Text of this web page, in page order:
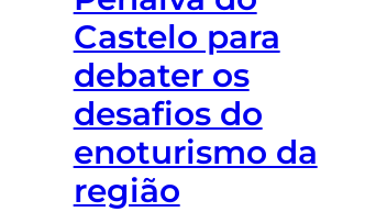
Castelo para
debater os
desafios do
enoturismo da
região